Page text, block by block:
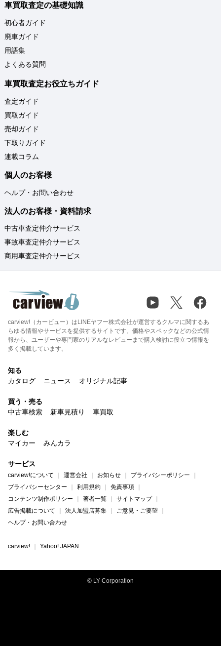
車買取査定の基礎知識
初心者ガイド
廃車ガイド
用語集
よくある質問
車買取査定お役立ちガイド
査定ガイド
買取ガイド
売却ガイド
下取りガイド
連載コラム
個人のお客様
ヘルプ・お問い合わせ
法人のお客様・資料請求
中古車査定仲介サービス
事故車査定仲介サービス
商用車査定仲介サービス
carview!（カービュー）はLINEヤフー株式会社が運営するクルマに関するあ
らゆる情報やサービスを提供するサイトです。価格やスペックなどの公式情
報から、ユーザーや専門家のリアルなレビューまで購入検討に役立つ情報を
多く掲載しています。
知る
カタログ
ニュース オリジナル記事
買う・売る
中古車検索
新車見積り 車買取
楽しむ
マイカー
みんカラ
サービス
carview!について 運営会社 お知らせ
プライバシーポリシー
プライバシーセンター
利用規約
免責事項
コンテンツ制作ポリシー
著者一覧
サイトマップ
広告掲載について
法人加盟店募集
ご意見・ご要望
ヘルプ・お問い合わせ
carview! Yahoo! JAPAN
© LY Corporation